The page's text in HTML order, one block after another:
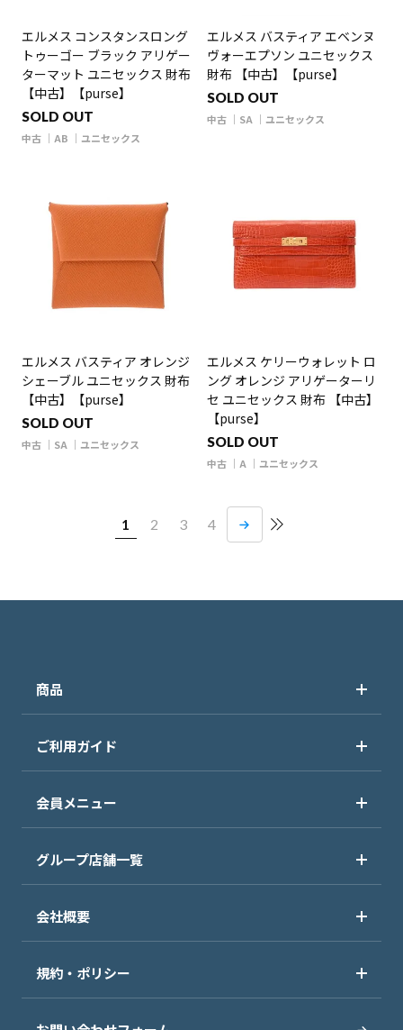
エルメス コンスタンスロング
トゥーゴー ブラック アリゲー
ターマット ユニセックス 財布
【中古】【purse】
SOLD OUT
中古 AB ユニセックス
エルメス バスティア エベンヌ
ヴォーエプソン ユニセックス
財布 【中古】【purse】
SOLD OUT
中古 SA ユニセックス
エルメス バスティア オレンジ
シェーブル ユニセックス 財布
【中古】【purse】
SOLD OUT
中古 SA ユニセックス
エルメス ケリーウォレット ロ
ング オレンジ アリゲーターリ
セ ユニセックス 財布 【中古】
【purse】
SOLD OUT
中古 A ユニセックス
1 2 3 4
商品
ご利用ガイド
会員メニュー
グループ店舗一覧
会社概要
規約・ポリシー